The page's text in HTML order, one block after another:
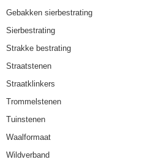
Gebakken sierbestrating
Sierbestrating
Strakke bestrating
Straatstenen
Straatklinkers
Trommelstenen
Tuinstenen
Waalformaat
Wildverband